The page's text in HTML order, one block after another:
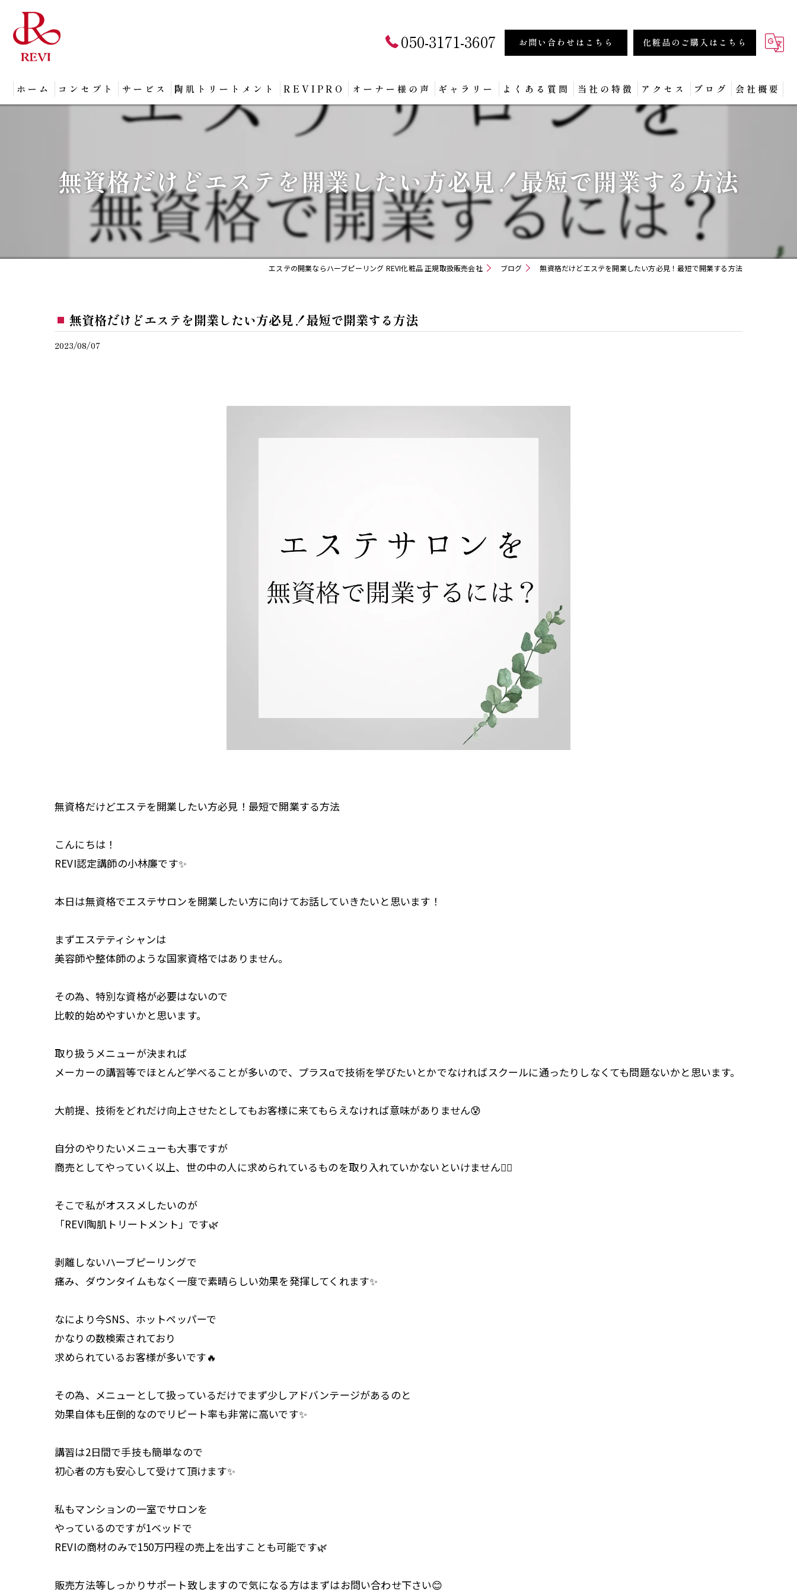
050-3171-3607 お問い合わせはこちら 化粧品のご購入はこちら
ホーム コンセプト サービス 陶肌トリートメント REVIPRO オーナー様の声 ギャラリー よくある質問 当社の特徴
フェイシャル
集客
アクセス ブログ 会社概要
無資格だけどエステを開業したい方必見！最短で開業する方法
エステの開業ならハーブピーリング REVI化粧品 正規取扱販売会社 ブログ 無資格だけどエステを開業したい方必見！最短で開業する方法
無資格だけどエステを開業したい方必見！最短で開業する方法
2023/08/07
無資格だけどエステを開業したい方必見！最短で開業する方法
こんにちは！
REVI認定講師の小林廉です✨
本日は無資格でエステサロンを開業したい方に向けてお話していきたいと思います！
まずエステティシャンは
美容師や整体師のような国家資格ではありません。
その為、特別な資格が必要はないので
比較的始めやすいかと思います。
取り扱うメニューが決まれば
メーカーの講習等でほとんど学べることが多いので、プラスαで技術を学びたいとかでなければスクールに通ったりしなくても問題ないかと思います。
大前提、技術をどれだけ向上させたとしてもお客様に来てもらえなければ意味がありません😰
自分のやりたいメニューも大事ですが
商売としてやっていく以上、世の中の人に求められているものを取り入れていかないといけません💆‍♀️
そこで私がオススメしたいのが
「REVI陶肌トリートメント」です🌿
剥離しないハーブピーリングで
痛み、ダウンタイムもなく一度で素晴らしい効果を発揮してくれます✨
なにより今SNS、ホットペッパーで
かなりの数検索されており
求められているお客様が多いです🔥
その為、メニューとして扱っているだけでまず少しアドバンテージがあるのと
効果自体も圧倒的なのでリピート率も非常に高いです✨
講習は2日間で手技も簡単なので
初心者の方も安心して受けて頂けます✨
私もマンションの一室でサロンを
やっているのですが1ベッドで
REVIの商材のみで150万円程の売上を出すことも可能です🌿
販売方法等しっかりサポート致しますので気になる方はまずはお問い合わせ下さい😊